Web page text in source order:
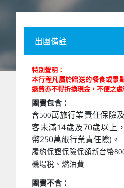
出團備註
特別聲明：
本行程凡屬於贈送的餐食或景
退費亦不得折換現金，不便之處
團費包含：
含500萬旅行業責任保險
客未滿14歲及70歲以上
幣250萬旅行業責任險)。
履約保證保險保額新台幣
機場稅、燃油費
團費不含：